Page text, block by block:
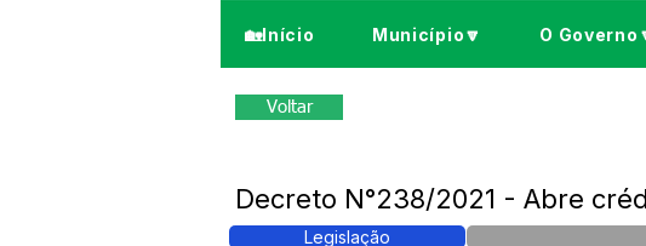
🏡Início Município🔽 O
Voltar
Decreto N°238/2021 - Abre
Legislação